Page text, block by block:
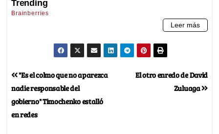
El otro enredo de David
Zuluaga
"Es el colmo que no aparezca
nadie responsable del
gobierno" Timochenko estalló
en redes